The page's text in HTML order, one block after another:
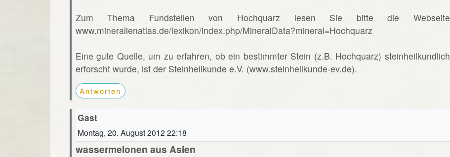
Zum Thema Fundstellen von Hochquarz lesen Sie bitte die Webseite
www.mineralienatlas.de/lexikon/index.php/MineralData?mineral=Hochquarz
Eine gute Quelle, um zu erfahren, ob ein bestimmter Stein (z.B. Hochquarz) steinheilkundlich
erforscht wurde, ist der Steinheilkunde e.V. (www.steinheilkunde-ev.de).
Antworten
Gast
Montag, 20. August 2012 22:18
wassermelonen aus Asien